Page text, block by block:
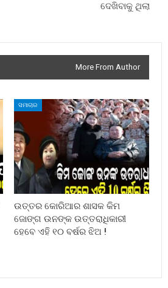
ଦେଖିବାକୁ ଥିଲା
More From Author
ସମାଚାର
ଉତ୍ତର କୋରିଆର ଶାସକ କିମ
ଜୋଙ୍ଗ ଉନଙ୍କ ଉତ୍ତରାଧିକାରୀ
ହେବେ ଏହି ୧୦ ବର୍ଷର ଝିଅ !